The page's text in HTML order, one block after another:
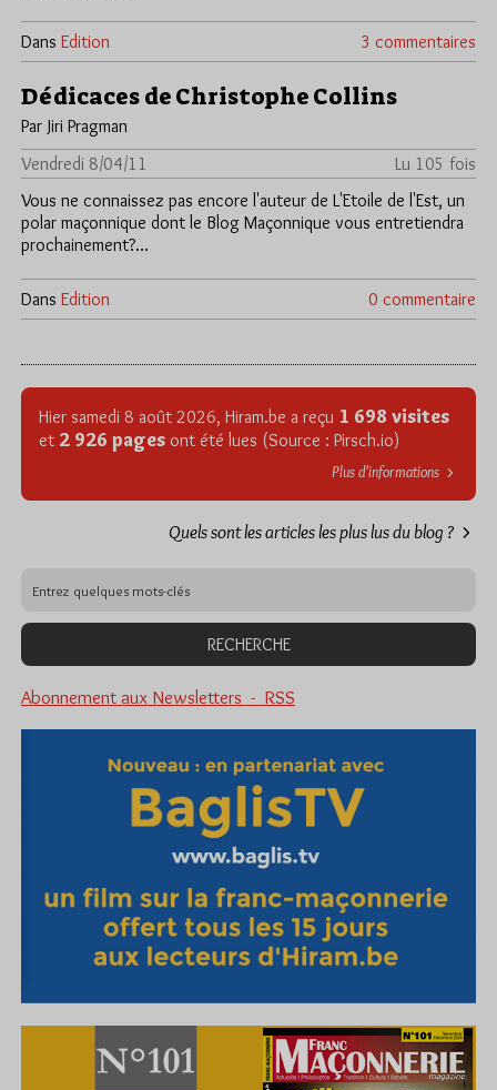
Dans Edition 3 commentaires
Dédicaces de Christophe Collins
Par Jiri Pragman
Vendredi 8/04/11
Lu 105 fois
Vous ne connaissez pas encore l'auteur de L'Etoile de l'Est, un
polar maçonnique dont le Blog Maçonnique vous entretiendra
prochainement?…
Dans Edition 0 commentaire
Hier samedi 8 août 2026, Hiram.be a reçu 1 698 visites
et 2 926 pages ont été lues (Source : Pirsch.io)
Plus d’informations
Quels sont les articles les plus lus du blog ?
Abonnement aux Newsletters - RSS